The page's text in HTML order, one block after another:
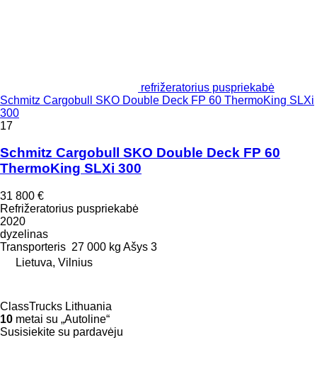
refrižeratorius puspriekabė
Schmitz Cargobull SKO Double Deck FP 60 ThermoKing SLXi
300
17
Schmitz Cargobull SKO Double Deck FP 60
ThermoKing SLXi 300
31 800 €
Refrižeratorius puspriekabė
2020
dyzelinas
Transporteris 27 000 kg Ašys 3
Lietuva, Vilnius
ClassTrucks Lithuania
10 metai su „Autoline“
Susisiekite su pardavėju